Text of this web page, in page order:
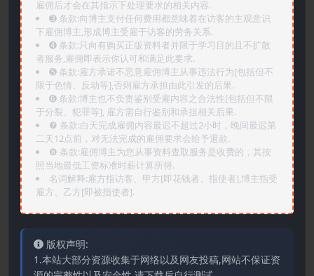
雇佣后才会在其指示下处理要求的相关内容.
➌️ 条款:向博主支付任何费用都意味着在访客的主观意识
下雇佣博主,形成博主受雇于访客的劳务关系.
➍️ 条款:只向有购买正版资料者并限于学习目的且不扩散
者服务,雇佣即表示你认可和满足此要求.
➎ 条款:雇方承诺不恶意雇佣博主从事违法行为[包括但不
限于色情、反动等],否则雇方承担由此引发的后果.
➏️ 条款:博主也不负责鉴别受雇内容之合法性[包括但不限
于分裂、犯罪等], 雇方需自行鉴别和承担相关后果.
❼ 条款:白天完成雇佣内容最迟不超过2小时，晚间最迟第
二天12点前，对无法完成的雇佣要求会给予退款.
❽ 条款:雇佣博主为您从事资料查取服务是收费的，其按
照当地最低工资标准时薪计算所得.
名词解释:雇方指访客、甲方[即花钱者、指使者],博主指受
雇方、乙方[即被指使者].
版权声明:
1.本站大部分资源收集于网络以及网友投稿,网站不保证资